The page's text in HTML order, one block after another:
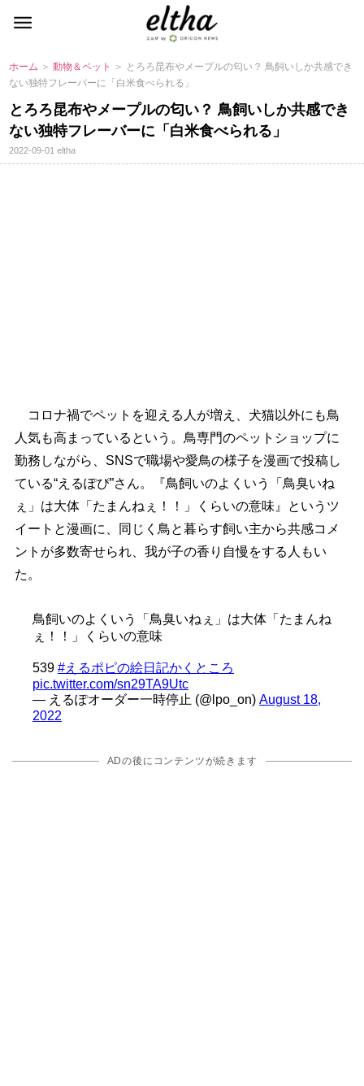
ホーム ＞動物＆ペット
＞ とろろ昆布やメープルの匂い？ 鳥飼いしか共感でき
ない独特フレーバーに「白米食べられる」
とろろ昆布やメープルの匂い？ 鳥飼いしか共感でき
ない独特フレーバーに「白米食べられる」
2022-09-01eltha
コロナ禍でペットを迎える人が増え、犬猫以外にも鳥
人気も高まっているという。鳥専門のペットショップに
勤務しながら、SNSで職場や愛鳥の様子を漫画で投稿し
ている“えるぽぴ”さん。『鳥飼いのよくいう「鳥臭いね
ぇ」は大体「たまんねぇ！！」くらいの意味』というツ
イートと漫画に、同じく鳥と暮らす飼い主から共感コメ
ントが多数寄せられ、我が子の香り自慢をする人もい
た。
鳥飼いのよくいう「鳥臭いねぇ」は大体「たまんね
ぇ！！」くらいの意味
539 #えるポピの絵日記かくところ
pic.twitter.com/sn29TA9Utc
— えるぽオーダー一時停止 (@lpo_on) August 18,
2022
ADの後にコンテンツが続きます